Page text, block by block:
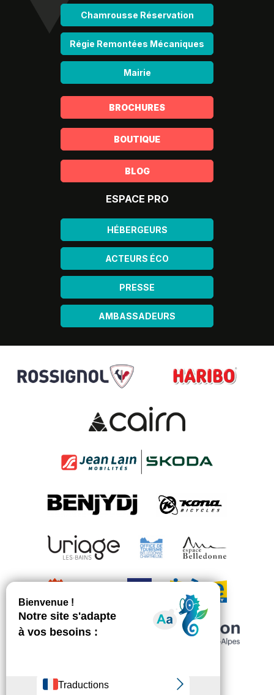
Chamrousse Réservation
Régie Remontées Mécaniques
Mairie
BROCHURES
BOUTIQUE
BLOG
ESPACE PRO
HÉBERGEURS
ACTEURS ÉCO
PRESSE
AMBASSADEURS